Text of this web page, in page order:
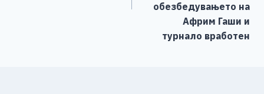
обезбедувањето на
Африм Гаши и
турнало вработен